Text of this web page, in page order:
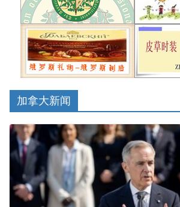
加拿大新闻